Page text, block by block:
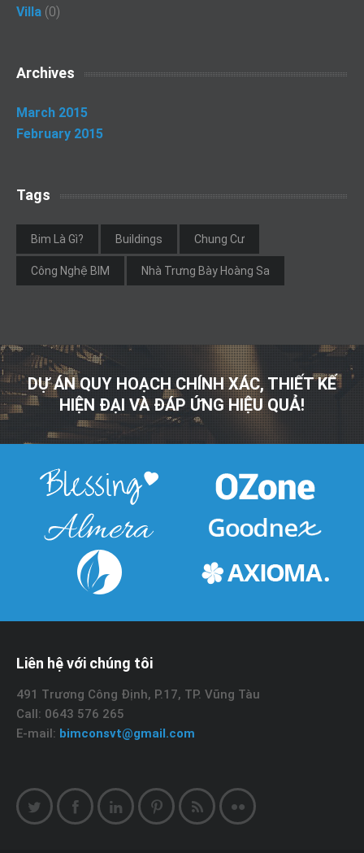
Villa (0)
Archives
March 2015
February 2015
Tags
Bim Là Gì? Buildings Chung Cư
Công Nghệ BIM Nhà Trưng Bày Hoàng Sa
DỰ ÁN QUY HOẠCH CHÍNH XÁC, THIẾT KẾ
HIỆN ĐẠI VÀ ĐÁP ỨNG HIỆU QUẢ!
Liên hệ với chúng tôi
491 Trương Công Định, P.17, TP. Vũng Tàu
Call: 0643 576 265
E-mail: bimconsvt@gmail.com